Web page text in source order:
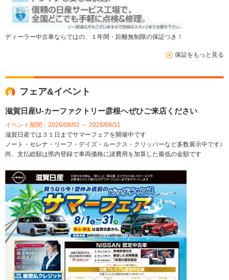
ディーラー中古車ならではの、１年間・距離無制限の保証つき！
保証をもっと見る
フェア&イベント
滋賀日産U-カーファクトリー彦根へぜひご来店ください
イベント期間：2026/08/02 ～ 2026/08/31
滋賀日産では３１日までサマーフェアを開催中です
ノート・セレナ・リーフ・デイズ・ルークス・クリッパーなど多数展示中です♪
尚、支払総額は県内登録で車両価格に諸費用を加算した最低の金額です